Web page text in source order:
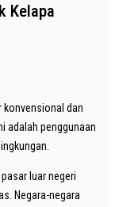
Kelapa
konvensional dan
adalah penggunaan
luar negeri
Negara-negara